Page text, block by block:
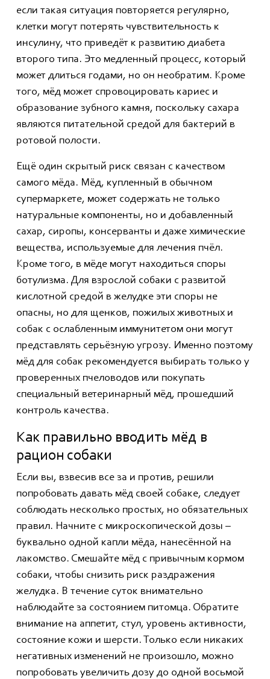
если такая ситуация повторяется регулярно,
клетки могут потерять чувствительность к
инсулину, что приведёт к развитию диабета
второго типа. Это медленный процесс, который
может длиться годами, но он необратим. Кроме
того, мёд может спровоцировать кариес и
образование зубного камня, поскольку сахара
являются питательной средой для бактерий в
ротовой полости.
Ещё один скрытый риск связан с качеством
самого мёда. Мёд, купленный в обычном
супермаркете, может содержать не только
натуральные компоненты, но и добавленный
сахар, сиропы, консерванты и даже химические
вещества, используемые для лечения пчёл.
Кроме того, в мёде могут находиться споры
ботулизма. Для взрослой собаки с развитой
кислотной средой в желудке эти споры не
опасны, но для щенков, пожилых животных и
собак с ослабленным иммунитетом они могут
представлять серьёзную угрозу. Именно поэтому
мёд для собак рекомендуется выбирать только у
проверенных пчеловодов или покупать
специальный ветеринарный мёд, прошедший
контроль качества.
Как правильно вводить мёд в
рацион собаки
Если вы, взвесив все за и против, решили
попробовать давать мёд своей собаке, следует
соблюдать несколько простых, но обязательных
правил. Начните с микроскопической дозы –
буквально одной капли мёда, нанесённой на
лакомство. Смешайте мёд с привычным кормом
собаки, чтобы снизить риск раздражения
желудка. В течение суток внимательно
наблюдайте за состоянием питомца. Обратите
внимание на аппетит, стул, уровень активности,
состояние кожи и шерсти. Только если никаких
негативных изменений не произошло, можно
попробовать увеличить дозу до одной восьмой